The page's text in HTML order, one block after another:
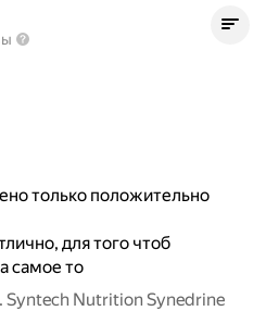
только положительно
для того чтоб
самое то
Nutrition Synedrine